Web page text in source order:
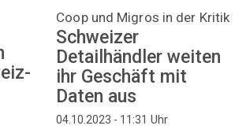
Coop und Migros in der Kritik
Schweizer
Detailhändler weiten
ihr Geschäft mit
Daten aus
04.10.2023 - 11:31 Uhr